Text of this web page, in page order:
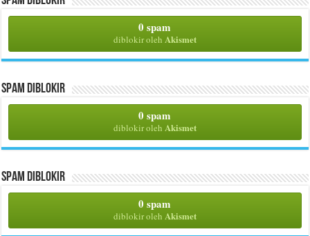
0 spam
diblokir oleh Akismet
Spam Diblokir
0 spam
diblokir oleh Akismet
Spam Diblokir
0 spam
diblokir oleh Akismet